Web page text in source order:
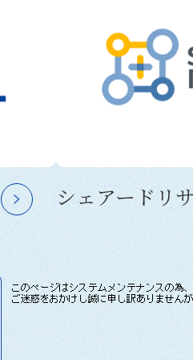
シェアードリ